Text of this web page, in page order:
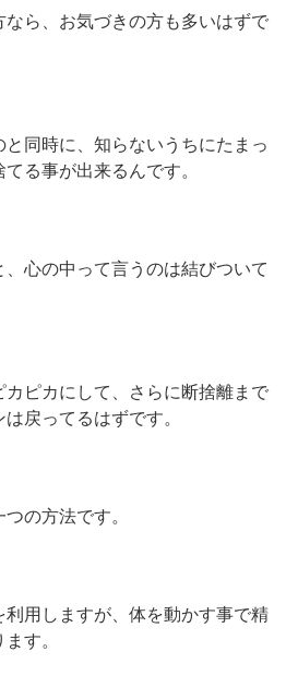
なら、お気づきの方も多いはずで
同時に、知らないうちにたまっ
る事が出来るんです。
心の中って言うのは結びついて
ピカにして、さらに断捨離まで
戻ってるはずです。
の方法です。
用しますが、体を動かす事で精
す。